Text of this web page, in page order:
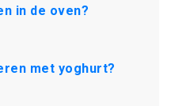
in de oven?
met yoghurt?